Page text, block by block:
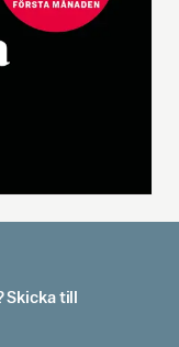
till